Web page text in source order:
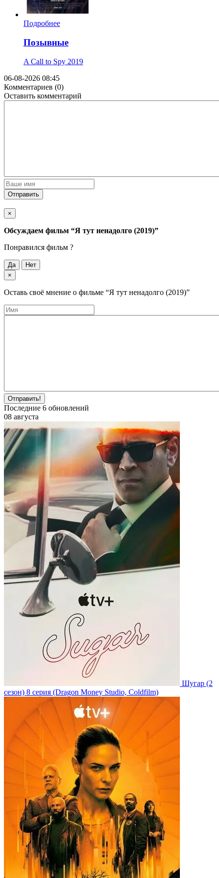
Подробнее
Позывные
A Call to Spy 2019
06-08-2026 08:45
Комментариев (0)
Оставить комментарий
Отправить
×
Обсуждаем фильм “Я тут ненадолго (2019)”
Понравился фильм ?
Да
Нет
×
Оставь своё мнение о фильме “Я тут ненадолго (2019)”
Отправить!
Последние 6 обновлений
08 августа
Шугар (2
сезон) 8 серия (Dragon Money Studio, Coldfilm)